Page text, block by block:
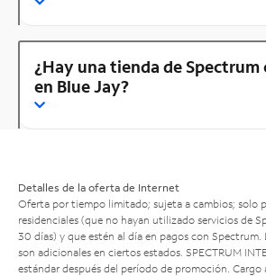
¿Hay una tienda de Spectrum
en Blue Jay?
Detalles de la oferta de Internet
Oferta por tiempo limitado; sujeta a cambios; solo
residenciales (que no hayan utilizado servicios de
30 días) y que estén al día en pagos con Spectrum.
son adicionales en ciertos estados. SPECTRUM
estándar después del período de promoción. Cargo